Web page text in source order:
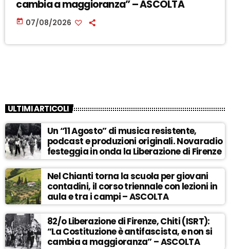
cambia a maggioranza” – ASCOLTA
today 07/08/2026
ULTIMI ARTICOLI
Un “11 Agosto” di musica resistente,
podcast e produzioni originali. Novaradio
festeggia in onda la Liberazione di Firenze
Nel Chianti torna la scuola per giovani
contadini, il corso triennale con lezioni in
aula e tra i campi – ASCOLTA
82/o Liberazione di Firenze, Chiti (ISRT):
“La Costituzione è antifascista, e non si
cambia a maggioranza” – ASCOLTA